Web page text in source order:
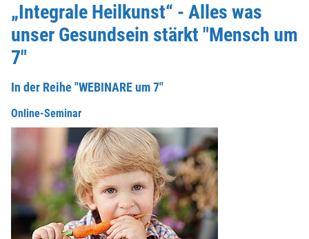
„Integrale Heilkunst“ - Alles was
unser Gesundsein stärkt "Mensch um
7"
In der Reihe "WEBINARE um 7"
Online-Seminar